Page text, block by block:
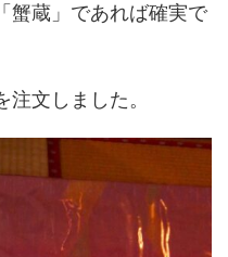
蟹蔵」であれば確実で
文しました。